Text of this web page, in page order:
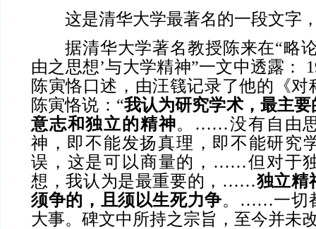
这是清华大学最著名的一段文字
据清华大学著名教授陈来在“略
由之思想’与大学精神”一文中透露：
陈寅恪口述，由汪篯记录了他的《对
陈寅恪说：“我认为研究学术，最主
意志和独立的精神。……没有自由
神，即不能发扬真理，即不能研究
误，这是可以商量的，……但对于
想，我认为是最重要的，……独立精
须争的，且须以生死力争。……一切
大事。碑文中所持之宗旨，至今并未